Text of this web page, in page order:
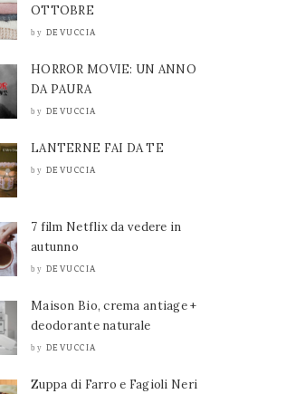
OTTOBRE
by DEVUCCIA
HORROR MOVIE: UN ANNO
DA PAURA
by DEVUCCIA
LANTERNE FAI DA TE
by DEVUCCIA
7 film Netflix da vedere in
autunno
by DEVUCCIA
Maison Bio, crema antiage +
deodorante naturale
by DEVUCCIA
Zuppa di Farro e Fagioli Neri